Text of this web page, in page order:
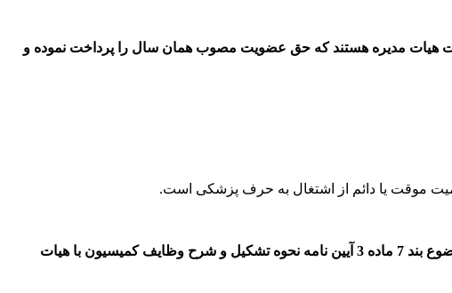
هیات مدیره هستند که حق عضویت مصوب همان سال را پرداخت نموده و
موقت یا دائم از اشتغال به حرف پزشکی است.
تبصره 2_تصمیم نهایی راجع به عدم پذیرش و نیز خاتمه عضویت پس از اطلاع و تایید هیات نظارت بر عملکرد انجمن براساس موضوع بند 7 ماده 3 آیین نامه نحوه تشکیل و شرح وظایف کمیسیون با هیات